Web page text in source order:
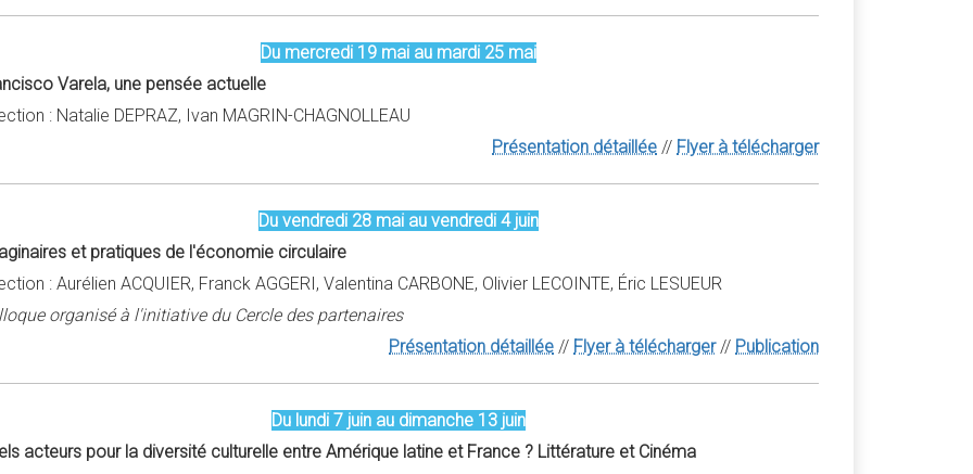
Du mercredi 19 mai au mardi 25 mai
Varela, une pensée actuelle
: Natalie DEPRAZ, Ivan MAGRIN-CHAGNOLLEAU
Présentation détaillée // Flyer à télécharger
Du vendredi 28 mai au vendredi 4 juin
et pratiques de l'économie circulaire
: Aurélien ACQUIER, Franck AGGERI, Valentina CARBONE, Olivier LECOINTE, Éric LESUEUR
organisé à l'initiative du Cercle des partenaires
Présentation détaillée // Flyer à télécharger// Publication
Du lundi 7 juin au dimanche 13 juin
acteurs pour la diversité culturelle entre Amérique latine et France ? Littérature et Cinéma